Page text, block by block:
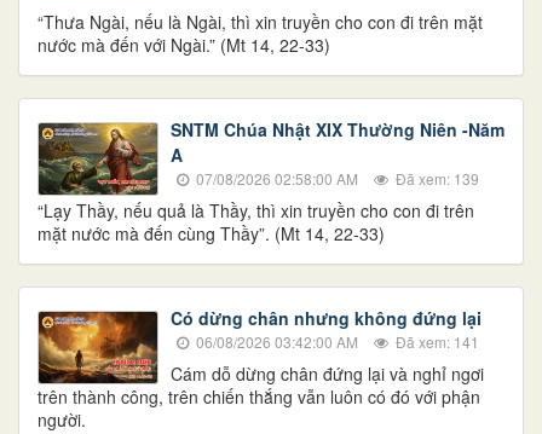
“Thưa Ngài, nếu là Ngài, thì xin truyền cho con đi trên mặt
nước mà đến với Ngài.” (Mt 14, 22-33)
SNTM Chúa Nhật XIX Thường Niên -Năm
A
07/08/2026 02:58:00 AM Đã xem: 139
“Lạy Thầy, nếu quả là Thầy, thì xin truyền cho con đi trên
mặt nước mà đến cùng Thầy”. (Mt 14, 22-33)
Có dừng chân nhưng không đứng lại
06/08/2026 03:42:00 AM Đã xem: 141
Cám dỗ dừng chân đứng lại và nghỉ ngơi
trên thành công, trên chiến thắng vẫn luôn có đó với phận
người.